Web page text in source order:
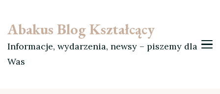
Abakus Blog Kształcący
Informacje, wydarzenia, newsy – piszemy dla
Was